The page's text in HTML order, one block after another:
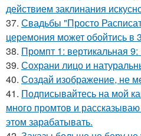
действием заклинания
37. Свадьбы "Просто
церемония может обойтись в
38. Промпт 1: вертикальная 9:
39. Сохрани лицо и
40. Создай изображение, не
41. Подписывайтесь на мой
много промтов и
этом зарабатывать.